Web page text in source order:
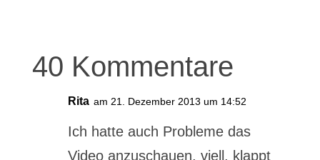
40 Kommentare
Rita am 21. Dezember 2013 um 14:52
Ich hatte auch Probleme das
Video anzuschauen, viell. klappt